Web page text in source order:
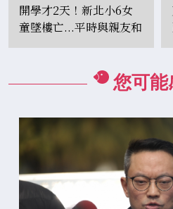
開學才2天！新北小6女
童墜樓亡...平時與親友和
您可能